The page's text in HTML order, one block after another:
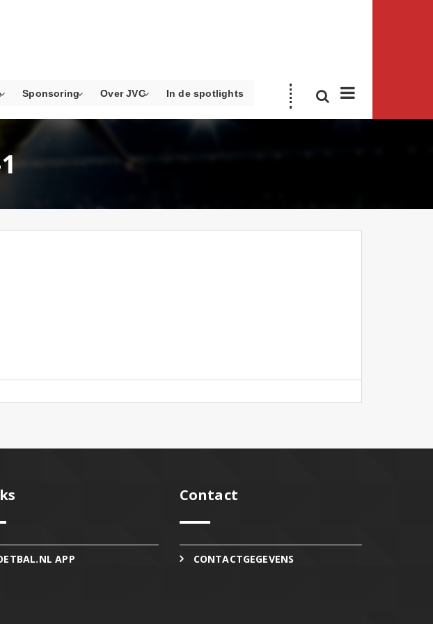
Sponsoring Over JVC In de spotlights
APP
Contact
CONTACTGEGEVENS